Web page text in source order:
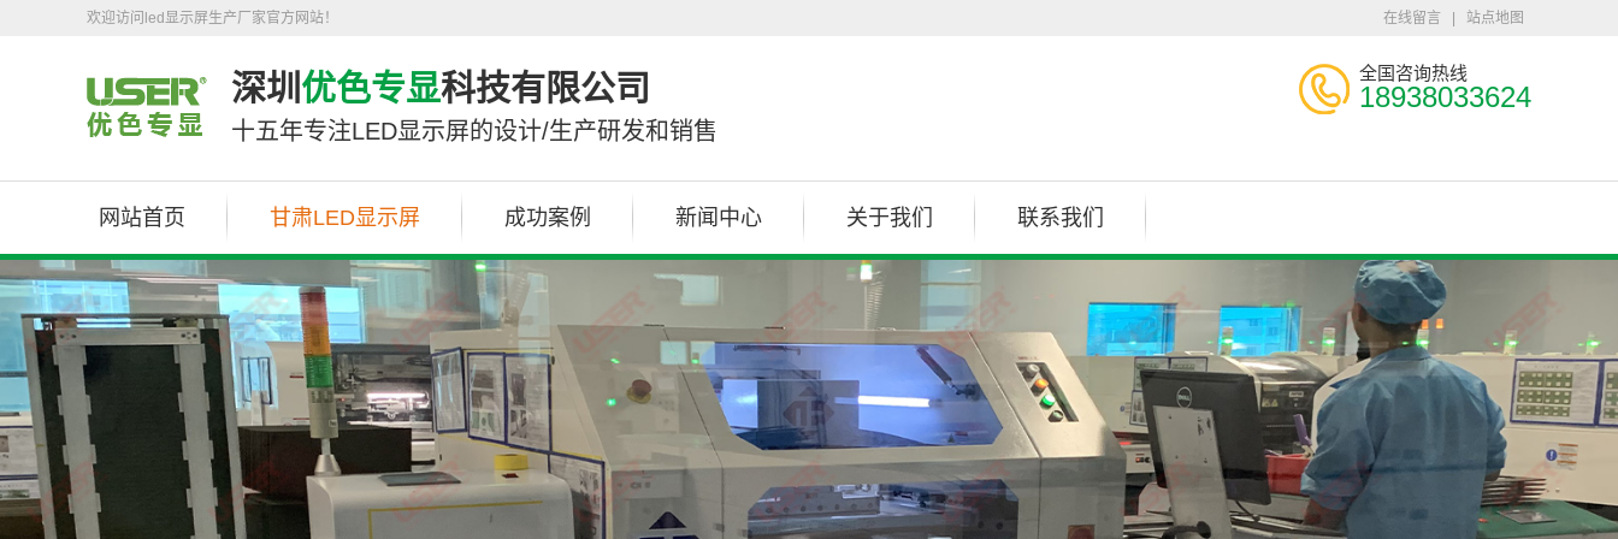
在线留言 站点地图
欢迎访问led显示屏生产厂家官方网站！
深圳 优色专显科技有限公司
十五年专注LED显示屏的设计/生产研发和销售
全国咨询热线
18938033624
网站首页 甘肃LED显示屏 成功案例 新闻中心 关于我们 联系我们